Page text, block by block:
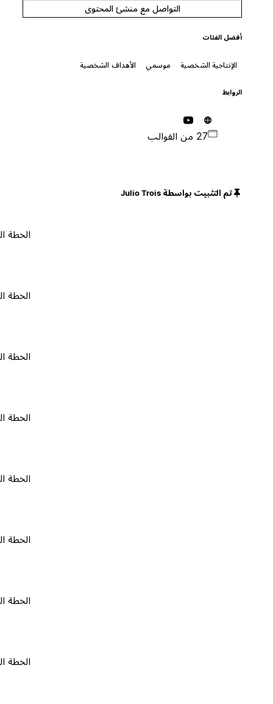
التواصل مع منشئ المحتوى
أفضل الفئات
الإنتاجية الشخصية موسمي الأهداف الشخصية
تم التثبيت بواسطة Julio Trois
الخطة المجانية
الخطة المجانية
الخطة المجانية
الخطة المجانية
الخطة المجانية
الخطة المجانية
الخطة المجانية
الخطة المجانية